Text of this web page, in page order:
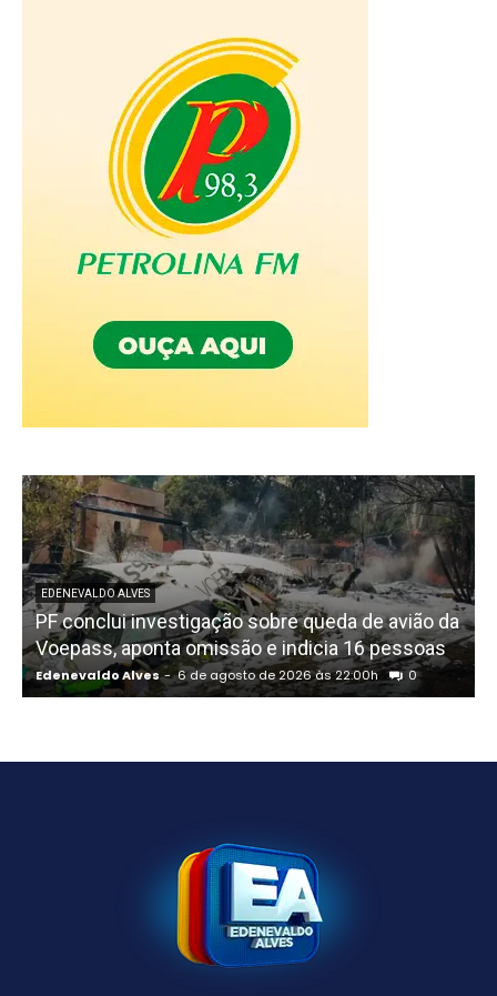
EDENEVALDO ALVES
PF conclui investigação sobre queda de avião da
Voepass, aponta omissão e indicia 16 pessoas
Edenevaldo Alves - 6 de agosto de 2026 às 22:00h 0